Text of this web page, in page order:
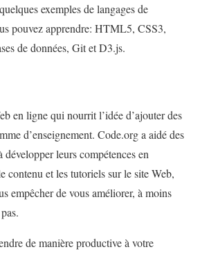
exemples de langages de
pouvez apprendre: HTML5, CSS3,
de données, Git et D3.js.
en ligne qui nourrit l’idée d’ajouter des
d’enseignement. Code.org a aidé des
leurs compétences en
contenu et les tutoriels sur le site Web,
empêcher de vous améliorer, à moins
de manière productive à votre